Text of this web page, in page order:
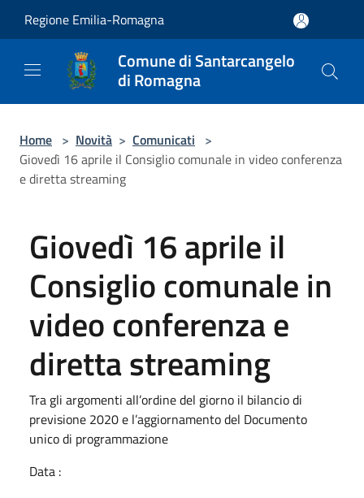
Regione Emilia-Romagna
Comune di Santarcangelo
di Romagna
Home > Novità > Comunicati >
Giovedì 16 aprile il Consiglio comunale in video conferenza
e diretta streaming
Giovedì 16 aprile il
Consiglio comunale in
video conferenza e
diretta streaming
Tra gli argomenti all’ordine del giorno il bilancio di
previsione 2020 e l’aggiornamento del Documento
unico di programmazione
Data :